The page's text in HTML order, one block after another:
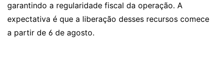
garantindo a regularidade fiscal da operação. A
expectativa é que a liberação desses recursos comece
a partir de 6 de agosto.